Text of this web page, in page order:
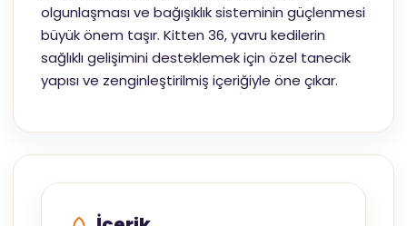
olgunlaşması ve bağışıklık sisteminin güçlenmesi
büyük önem taşır. Kitten 36, yavru kedilerin
sağlıklı gelişimini desteklemek için özel tanecik
yapısı ve zenginleştirilmiş içeriğiyle öne çıkar.